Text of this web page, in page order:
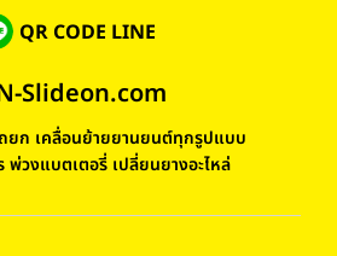
QR CODE LINE
Slideon.com
ยก เคลื่อนย้ายยานยนต์ทุกรูปแบบ
พ่วงแบตเตอรี่ เปลี่ยนยางอะไหล่